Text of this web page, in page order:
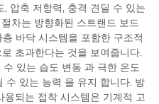
압축 저항력, 충격 견딜 수 있는
차는 방향화된 스트랜드 보드
바닥 시스템을 포함한 구조적
초과한다는 것을 보여줍니다.
있는 습도 변동 과 극한 온도
수 있는 능력 을 유지 합니다. 방
되는 접착 시스템은 기계적 고